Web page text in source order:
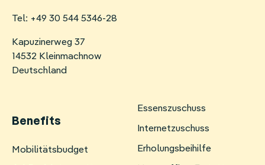
Tel: +49 30 544 5346-28
Kapuzinerweg 37
14532 Kleinmachnow
Deutschland
Benefits
Navigation
Mobilitätsbudget
Essenszuschuss
Internetzuschuss
Erholungsbeihilfe